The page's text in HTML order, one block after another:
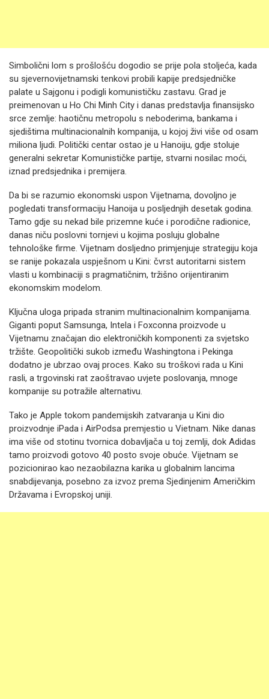
Simbolični lom s prošlošću dogodio se prije pola stoljeća, kada
su sjevernovijetnamski tenkovi probili kapije predsjedničke
palate u Sajgonu i podigli komunističku zastavu. Grad je
preimenovan u Ho Chi Minh City i danas predstavlja finansijsko
srce zemlje: haotičnu metropolu s neboderima, bankama i
sjedištima multinacionalnih kompanija, u kojoj živi više od osam
miliona ljudi. Politički centar ostao je u Hanoiju, gdje stoluje
generalni sekretar Komunističke partije, stvarni nosilac moći,
iznad predsjednika i premijera.
Da bi se razumio ekonomski uspon Vijetnama, dovoljno je
pogledati transformaciju Hanoija u posljednjih desetak godina.
Tamo gdje su nekad bile prizemne kuće i porodične radionice,
danas niču poslovni tornjevi u kojima posluju globalne
tehnološke firme. Vijetnam dosljedno primjenjuje strategiju koja
se ranije pokazala uspješnom u Kini: čvrst autoritarni sistem
vlasti u kombinaciji s pragmatičnim, tržišno orijentiranim
ekonomskim modelom.
Ključna uloga pripada stranim multinacionalnim kompanijama.
Giganti poput Samsunga, Intela i Foxconna proizvode u
Vijetnamu značajan dio elektroničkih komponenti za svjetsko
tržište. Geopolitički sukob između Washingtona i Pekinga
dodatno je ubrzao ovaj proces. Kako su troškovi rada u Kini
rasli, a trgovinski rat zaoštravao uvjete poslovanja, mnoge
kompanije su potražile alternativu.
Tako je Apple tokom pandemijskih zatvaranja u Kini dio
proizvodnje iPada i AirPodsa premjestio u Vietnam. Nike danas
ima više od stotinu tvornica dobavljača u toj zemlji, dok Adidas
tamo proizvodi gotovo 40 posto svoje obuće. Vijetnam se
pozicionirao kao nezaobilazna karika u globalnim lancima
snabdijevanja, posebno za izvoz prema Sjedinjenim Američkim
Državama i Evropskoj uniji.